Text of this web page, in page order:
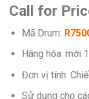
5.00 trên 5
dựa trên
1
Call for
Mã Drum:
Hàng hóa: mới
Đơn vị tính:
Sử dụng cho